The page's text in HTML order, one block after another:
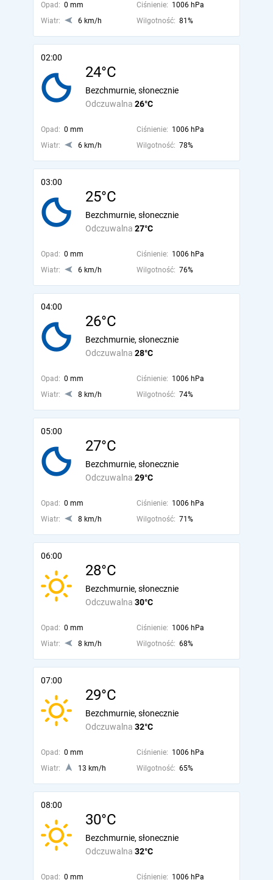
Opad: 0 mm Ciśnienie: 1006 hPa
Wiatr:
6 km/h Wilgotność: 81%
02:00
24°C
Odczuwalna 26°C
Bezchmurnie, słonecznie
Opad: 0 mm Ciśnienie: 1006 hPa
Wiatr:
6 km/h Wilgotność: 78%
03:00
25°C
Odczuwalna 27°C
Bezchmurnie, słonecznie
Opad: 0 mm Ciśnienie: 1006 hPa
Wiatr:
6 km/h Wilgotność: 76%
04:00
26°C
Odczuwalna 28°C
Bezchmurnie, słonecznie
Opad: 0 mm Ciśnienie: 1006 hPa
Wiatr:
8 km/h Wilgotność: 74%
05:00
27°C
Odczuwalna 29°C
Bezchmurnie, słonecznie
Opad: 0 mm Ciśnienie: 1006 hPa
Wiatr:
8 km/h Wilgotność: 71%
06:00
28°C
Odczuwalna 30°C
Bezchmurnie, słonecznie
Opad: 0 mm Ciśnienie: 1006 hPa
Wiatr:
8 km/h Wilgotność: 68%
07:00
29°C
Odczuwalna 32°C
Bezchmurnie, słonecznie
Opad: 0 mm Ciśnienie: 1006 hPa
Wiatr:
13 km/h Wilgotność: 65%
08:00
30°C
Odczuwalna 32°C
Bezchmurnie, słonecznie
Opad: 0 mm Ciśnienie: 1006 hPa